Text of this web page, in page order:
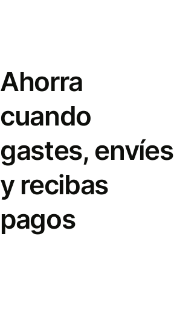
Ahorra
cuando
gastes, envíes
y recibas
pagos